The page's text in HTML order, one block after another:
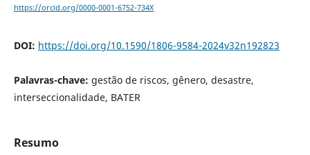
https://orcid.org/0000-0001-6752-734X
DOI: https://doi.org/10.1590/1806-9584-2024v32n192823
Palavras-chave: gestão de riscos, gênero, desastre,
interseccionalidade, BATER
Resumo